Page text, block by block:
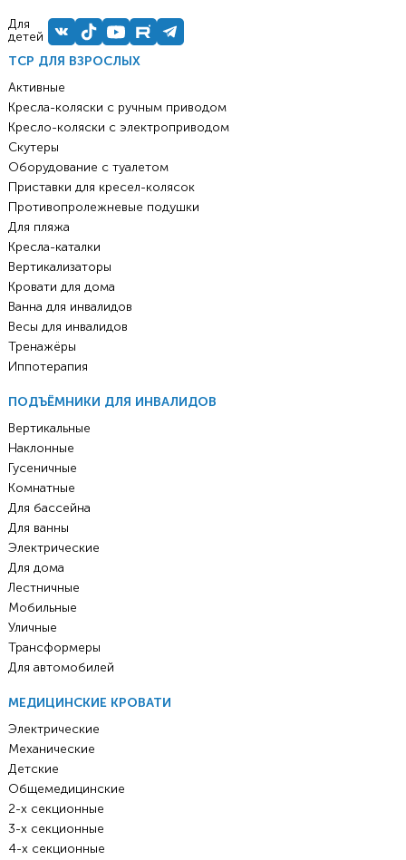
ТСР ДЛЯ ВЗРОСЛЫХ
Активные
Кресла-коляски с ручным приводом
Кресло-коляски с электроприводом
Скутеры
Оборудование с туалетом
Приставки для кресел-колясок
Противопролежневые подушки
Для пляжа
Кресла-каталки
Вертикализаторы
Кровати для дома
Ванна для инвалидов
Весы для инвалидов
Тренажёры
Иппотерапия
ПОДЪЁМНИКИ ДЛЯ ИНВАЛИДОВ
Вертикальные
Наклонные
Гусеничные
Комнатные
Для бассейна
Для ванны
Электрические
Для дома
Лестничные
Мобильные
Уличные
Трансформеры
Для автомобилей
МЕДИЦИНСКИЕ КРОВАТИ
Электрические
Механические
Детские
Общемедицинские
2-х секционные
3-х секционные
4-х секционные
Для
детей